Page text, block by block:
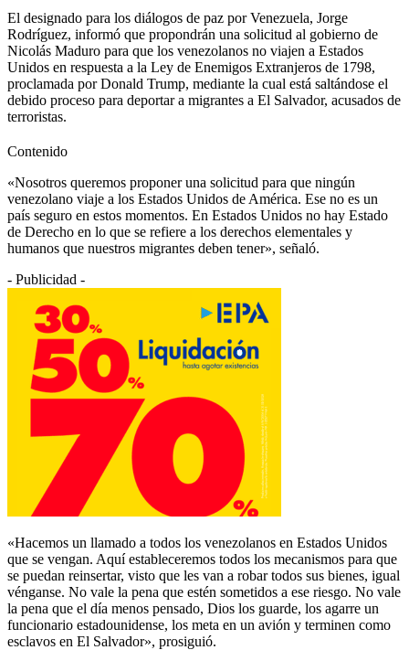
El designado para los diálogos de paz por Venezuela, Jorge
Rodríguez, informó que propondrán una solicitud al gobierno de
Nicolás Maduro para que los venezolanos no viajen a Estados
Unidos en respuesta a la Ley de Enemigos Extranjeros de 1798,
proclamada por Donald Trump, mediante la cual está saltándose el
debido proceso para deportar a migrantes a El Salvador, acusados de
terroristas.
Contenido
«Nosotros queremos proponer una solicitud para que ningún
venezolano viaje a los Estados Unidos de América. Ese no es un
país seguro en estos momentos. En Estados Unidos no hay Estado
de Derecho en lo que se refiere a los derechos elementales y
humanos que nuestros migrantes deben tener», señaló.
- Publicidad -
«Hacemos un llamado a todos los venezolanos en Estados Unidos
que se vengan. Aquí estableceremos todos los mecanismos para que
se puedan reinsertar, visto que les van a robar todos sus bienes, igual
vénganse. No vale la pena que estén sometidos a ese riesgo. No vale
la pena que el día menos pensado, Dios los guarde, los agarre un
funcionario estadounidense, los meta en un avión y terminen como
esclavos en El Salvador», prosiguió.